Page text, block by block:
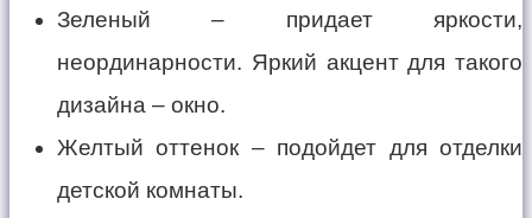
Зеленый – придает яркости,
неординарности. Яркий акцент для такого
дизайна – окно.
Желтый оттенок – подойдет для отделки
детской комнаты.